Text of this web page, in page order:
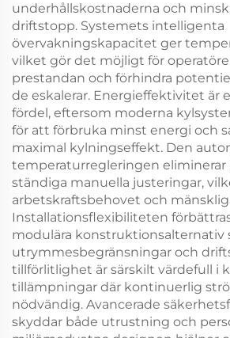
underhållskostnaderna och
driftstopp. Systemets intelligenta
övervakningskapacitet ger
vilket gör det möjligt för
prestandan och förhindra
de eskalerar. Energieffektivitet är
fördel, eftersom moderna
för att förbruka minst energi och
maximal kylningseffekt. Den
temperaturregleringen eliminerar
ständiga manuella justeringar,
arbetskraftsbehovet och
Installationsflexibiliteten
modulära konstruktionsalternativ
utrymmesbegränsningar och
tillförlitlighet är särskilt värdefull i
tillämpningar där kontinuerlig
nödvändig. Avancerade
skyddar både utrustning och